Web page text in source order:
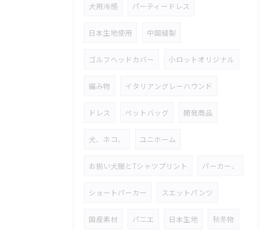
犬用冷感 パーティードレス
日本生地使用 中国縫製
ゴルフヘッドカバー 小ロットオリジナル
編み物 イタリアングレーハウンド
ドレス ペットバッグ 開発商品
犬、ネコ、 ユニホーム
お揃い犬服とTシャツプリント パーカー、
ショートパーカー スエットパンツ
国産素材 パニエ 日本生地 秋冬物